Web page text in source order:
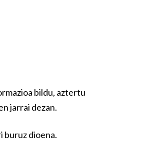
bildu, aztertu
jarrai dezan.
buruz dioena.